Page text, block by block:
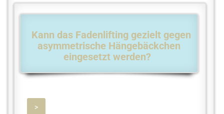
Kann das Fadenlifting gezielt gegen
asymmetrische Hängebäckchen
eingesetzt werden?
>